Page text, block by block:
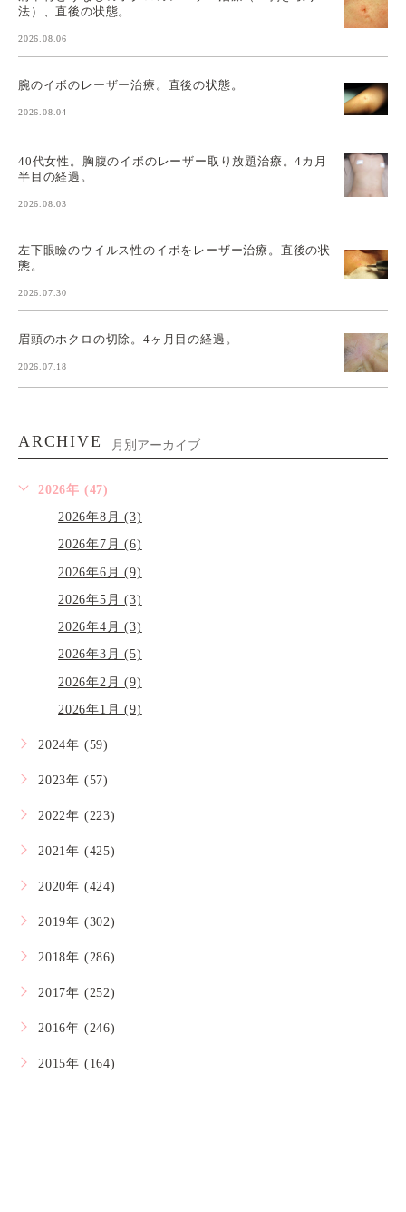
法）、直後の状態。
2026.08.06
腕のイボのレーザー治療。直後の状態。
2026.08.04
40代女性。胸腹のイボのレーザー取り放題治療。4カ月
半目の経過。
2026.08.03
左下眼瞼のウイルス性のイボをレーザー治療。直後の状
態。
2026.07.30
眉頭のホクロの切除。4ヶ月目の経過。
2026.07.18
ARCHIVE 月別アーカイブ
2026年 (47)
2026年8月 (3)
2026年7月 (6)
2026年6月 (9)
2026年5月 (3)
2026年4月 (3)
2026年3月 (5)
2026年2月 (9)
2026年1月 (9)
2024年 (59)
2023年 (57)
2022年 (223)
2021年 (425)
2020年 (424)
2019年 (302)
2018年 (286)
2017年 (252)
2016年 (246)
2015年 (164)